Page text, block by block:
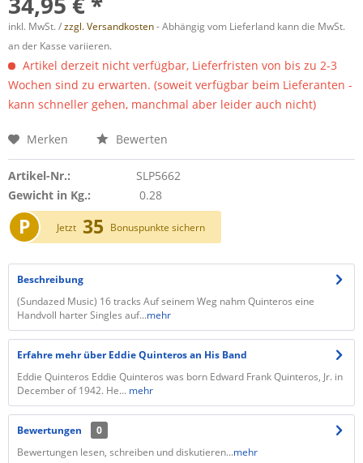
inkl. MwSt. /zzgl. Versandkosten- Abhängig vom Lieferland kann die MwSt.
an der Kasse variieren.
Artikel derzeit nicht verfügbar, Lieferfristen von bis zu 2-3
Wochen sind zu erwarten. (soweit verfügbar beim Lieferanten -
kann schneller gehen, manchmal aber leider auch nicht)
Merken Bewerten
Artikel-Nr.:
SLP5662
Gewicht in Kg.:
0.28
P Jetzt 35 Bonuspunkte sichern
Beschreibung
(Sundazed Music) 16 tracks Auf seinem Weg nahm Quinteros eine
Handvoll harter Singles auf...mehr
Erfahre mehr über Eddie Quinteros an His Band
Eddie Quinteros Eddie Quinteros was born Edward Frank Quinteros, Jr. in
December of 1942. He... mehr
Bewertungen
0
Bewertungen lesen, schreiben und diskutieren...mehr